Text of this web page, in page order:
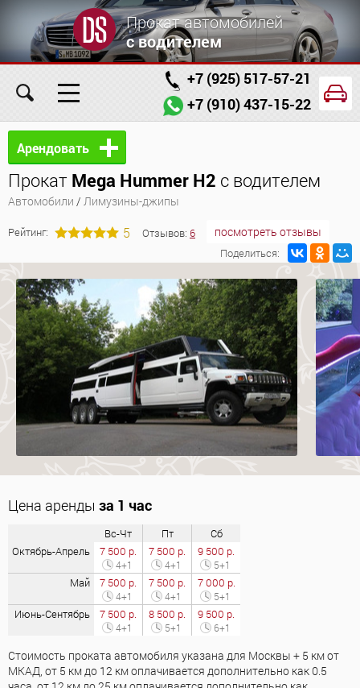
Прокат автомобилей
с водителем
+7 (925) 517-57-21
+7 (910) 437-15-22
Главная Автомобили
Условия аренды Заказ проката онлайн
Арендовать
Прокат Mega Hummer H2 с водителем
Автомобили / Лимузины-джипы
Рейтинг: 5 Отзывов: 6 посмотреть отзывы
Поделиться:
Цена аренды за 1 час
Вс-Чт Пт
Сб
Октябрь-Апрель
7 500 р.
4+1
7 500 р.
4+1
9 500 р.
5+1
Май 7 500 р.
4+1
7 500 р.
4+1
7 000 р.
5+1
Июнь-Сентябрь 7 500 р.
4+1
8 500 р.
5+1
9 500 р.
6+1
Стоимость проката автомобиля указана для Москвы + 5 км от
МКАД, от 5 км до 12 км оплачивается дополнительно как 0.5